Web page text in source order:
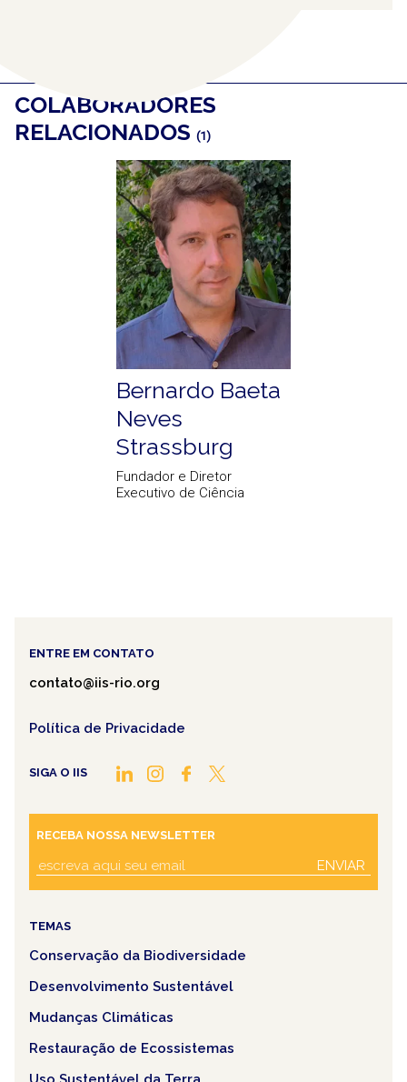
COLABORADORES
RELACIONADOS (1)
Bernardo Baeta
Neves
Strassburg
Fundador e Diretor
Executivo de Ciência
ENTRE EM CONTATO
contato@iis-rio.org
Política de Privacidade
SIGA O IIS
RECEBA NOSSA NEWSLETTER
ENVIAR
TEMAS
Conservação da Biodiversidade
Desenvolvimento Sustentável
Mudanças Climáticas
Restauração de Ecossistemas